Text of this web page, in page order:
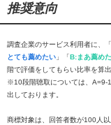
推奨意向
調査企業のサービス利用者に、
とても薦めたい 」「B:まあ薦め
階で評価をしてもらい比率を算出
※10段階聴取については、A=9-
出しております。
商標対象は、回答者数が100人以